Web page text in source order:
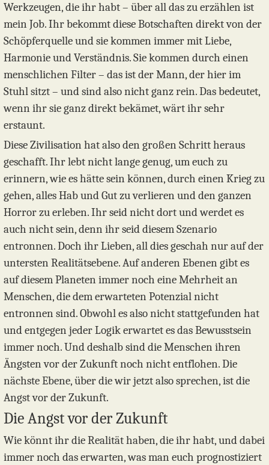
Werkzeugen, die ihr habt – über all das zu erzählen ist
mein Job. Ihr bekommt diese Botschaften direkt von der
Schöpferquelle und sie kommen immer mit Liebe,
Harmonie und Verständnis. Sie kommen durch einen
menschlichen Filter – das ist der Mann, der hier im
Stuhl sitzt – und sind also nicht ganz rein. Das bedeutet,
wenn ihr sie ganz direkt bekämet, wärt ihr sehr
erstaunt.
Diese Zivilisation hat also den großen Schritt heraus
geschafft. Ihr lebt nicht lange genug, um euch zu
erinnern, wie es hätte sein können, durch einen Krieg zu
gehen, alles Hab und Gut zu verlieren und den ganzen
Horror zu erleben. Ihr seid nicht dort und werdet es
auch nicht sein, denn ihr seid diesem Szenario
entronnen. Doch ihr Lieben, all dies geschah nur auf der
untersten Realitätsebene. Auf anderen Ebenen gibt es
auf diesem Planeten immer noch eine Mehrheit an
Menschen, die dem erwarteten Potenzial nicht
entronnen sind. Obwohl es also nicht stattgefunden hat
und entgegen jeder Logik erwartet es das Bewusstsein
immer noch. Und deshalb sind die Menschen ihren
Ängsten vor der Zukunft noch nicht entflohen. Die
nächste Ebene, über die wir jetzt also sprechen, ist die
Angst vor der Zukunft.
Die Angst vor der Zukunft
Wie könnt ihr die Realität haben, die ihr habt, und dabei
immer noch das erwarten, was man euch prognostiziert